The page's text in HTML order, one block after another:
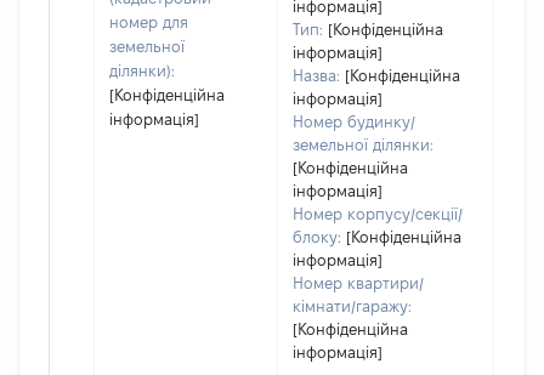
номер для
земельної
ділянки):
[Конфіденційна
інформація]
інформація]
Тип: [Конфіденційна
інформація]
Назва: [Конфіденційна
інформація]
Номер будинку/
земельної ділянки:
[Конфіденційна
інформація]
Номер корпусу/секції/
блоку: [Конфіденційна
інформація]
Номер квартири/
кімнати/гаражу:
[Конфіденційна
інформація]